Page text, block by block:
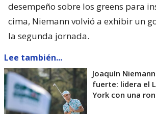
desempeño sobre los greens para
cima, Niemann volvió a exhibir un
la segunda jornada.
Lee también...
Joaquín
fuerte: lidera el
York con una